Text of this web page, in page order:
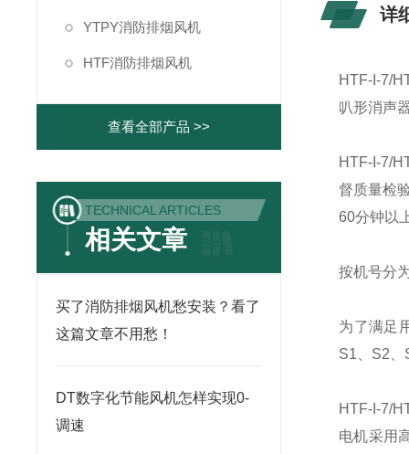
YTPY消防排烟风机
HTF消防排烟风机
查看全部产品 >>
TECHNICAL ARTICLES
相关文章
买了消防排烟风机愁安装？看了
这篇文章不用愁！
DT数字化节能风机怎样实现0-
调速
详
HTF-I-7/
叭形消声
HTF-I-7/
督质量检
60分钟以
按机号分
为了满足
S1、S2、
HTF-I-7/
电机采用